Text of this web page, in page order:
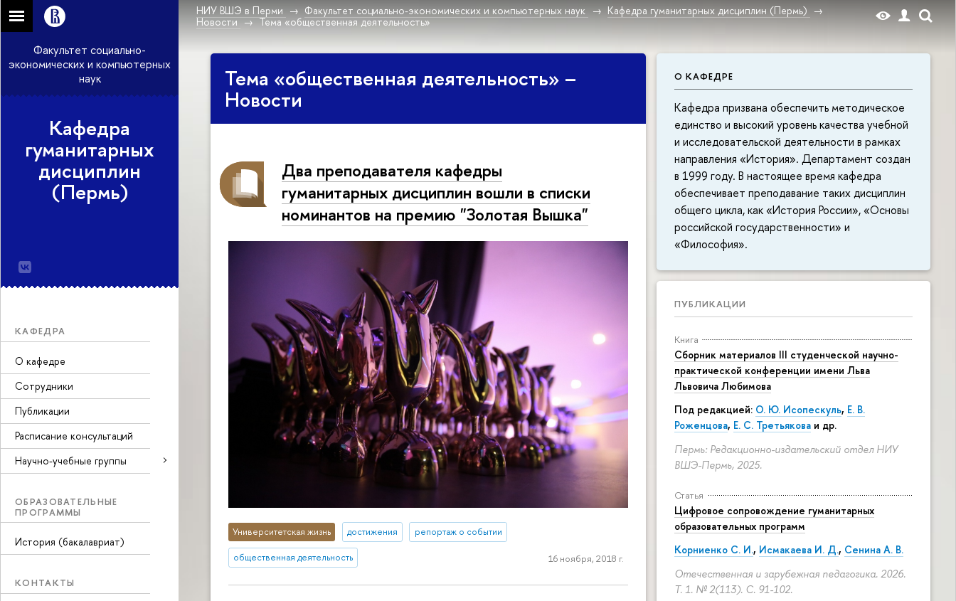
НИУ ВШЭ в Перми Факультет социально-экономических и компьютерных наук
Кафедра гуманитарных дисциплин (Пермь)
Новости
Тема «общественная деятельность»
Факультет социально-
экономических и компьютерных
наук
Кафедра
гуманитарных
дисциплин
(Пермь)
КАФЕДРА
О кафедре
Сотрудники
Публикации
Расписание консультаций
Научно-учебные группы
ОБРАЗОВАТЕЛЬНЫЕ
ПРОГРАММЫ
История (бакалавриат)
КОНТАКТЫ
О КАФЕДРЕ
Кафедра призвана обеспечить методическое
единство и высокий уровень качества учебной
и исследовательской деятельности в рамках
направления «История». Департамент создан
в 1999 году. В настоящее время кафедра
обеспечивает преподавание таких дисциплин
общего цикла, как «История России», «Основы
российской государственности» и
«Философия».
ПУБЛИКАЦИИ
Книга
Сборник материалов III студенческой научно-
практической конференции имени Льва
Львовича Любимова
Под редакцией: О. Ю. Исопескуль, Е. В.
Роженцова, Е. С. Третьякова и др.
Пермь: Редакционно-издательский отдел НИУ
ВШЭ-Пермь, 2025.
Статья
Цифровое сопровождение гуманитарных
образовательных программ
Корниенко С. И., Исмакаева И. Д., Сенина А. В.
Отечественная и зарубежная педагогика. 2026.
Т. 1. № 2(113). С. 91-102.
Тема «общественная деятельность» –
Новости
Два преподавателя кафедры
гуманитарных дисциплин вошли в списки
номинантов на премию "Золотая Вышка"
Университетская жизнь достижения репортаж о событии
общественная деятельность 16 ноября, 2018 г.